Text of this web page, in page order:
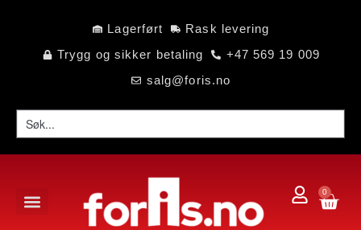
Lagerført
Rask levering
Trygg og sikker betaling
+47 569 19 009
salg@foris.no
0